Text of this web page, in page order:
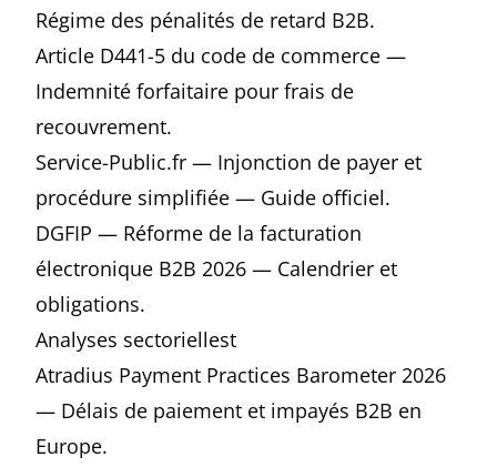
Régime des pénalités de retard B2B.
Article D441-5 du code de commerce —
Indemnité forfaitaire pour frais de
recouvrement.
Service-Public.fr — Injonction de payer et
procédure simplifiée — Guide officiel.
DGFIP — Réforme de la facturation
électronique B2B 2026 — Calendrier et
obligations.
Analyses sectoriellest
Atradius Payment Practices Barometer 2026
— Délais de paiement et impayés B2B en
Europe.